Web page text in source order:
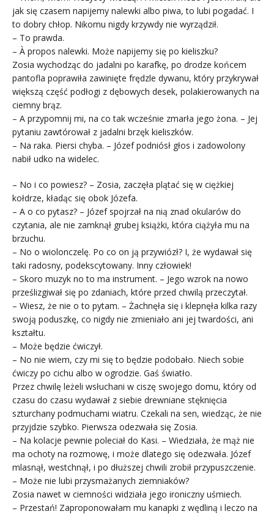
jak się czasem napijemy nalewki albo piwa, to lubi pogadać. I
to dobry chłop. Nikomu nigdy krzywdy nie wyrządził.
– To prawda.
– À propos nalewki. Może napijemy się po kieliszku?
Zosia wychodząc do jadalni po karafkę, po drodze końcem
pantofla poprawiła zawinięte frędzle dywanu, który przykrywał
większą część podłogi z dębowych desek, polakierowanych na
ciemny brąz.
– A przypomnij mi, na co tak wcześnie zmarła jego żona. – Jej
pytaniu zawtórował z jadalni brzęk kieliszków.
– Na raka. Piersi chyba. – Józef podniósł głos i zadowolony
nabił udko na widelec.
– No i co powiesz? – Zosia, zaczęła plątać się w ciężkiej
kołdrze, kładąc się obok Józefa.
– A o co pytasz? – Józef spojrzał na nią znad okularów do
czytania, ale nie zamknął grubej książki, która ciążyła mu na
brzuchu.
– No o wiolonczelę. Po co on ją przywiózł? I, że wydawał się
taki radosny, podekscytowany. Inny człowiek!
– Skoro muzyk no to ma instrument. – Jego wzrok na nowo
prześlizgiwał się po zdaniach, które przed chwilą przeczytał.
– Wiesz, że nie o to pytam. – Żachnęła się i klepnęła kilka razy
swoją poduszkę, co nigdy nie zmieniało ani jej twardości, ani
kształtu.
– Może będzie ćwiczył.
– No nie wiem, czy mi się to będzie podobało. Niech sobie
ćwiczy po cichu albo w ogrodzie. Gaś światło.
Przez chwilę leżeli wsłuchani w ciszę swojego domu, który od
czasu do czasu wydawał z siebie drewniane stęknięcia
szturchany podmuchami wiatru. Czekali na sen, wiedząc, że nie
przyjdzie szybko. Pierwsza odezwała się Zosia.
– Na kolacje pewnie poleciał do Kasi. – Wiedziała, że mąż nie
ma ochoty na rozmowę, i może dlatego się odezwała. Józef
mlasnął, westchnął, i po dłuższej chwili zrobił przypuszczenie.
– Może nie lubi przysmażanych ziemniaków?
Zosia nawet w ciemności widziała jego ironiczny uśmiech.
– Przestań! Zaproponowałam mu kanapki z wędliną i leczo na